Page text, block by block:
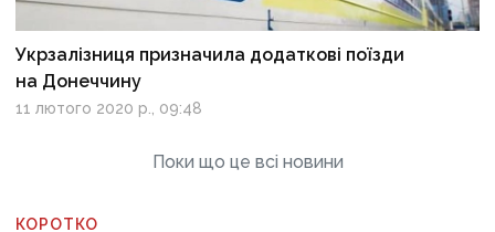
Укрзалізниця призначила додаткові поїзди
на Донеччину
11 лютого 2020 р., 09:48
Поки що це всі новини
КОРОТКО